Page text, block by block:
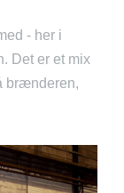
- her i
Det er et mix
brænderen,